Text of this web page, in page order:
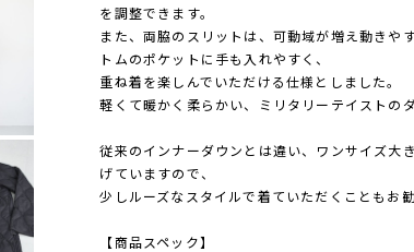
を調整できます。
また、両脇のスリットは、可動域が増え動きや
トムのポケットに手も入れやすく、
重ね着を楽しんでいただける仕様としました。
軽くて暖かく柔らかい、ミリタリーテイストの
従来のインナーダウンとは違い、ワンサイズ大
げていますので、
少しルーズなスタイルで着ていただくこともお勧
【商品スペック】